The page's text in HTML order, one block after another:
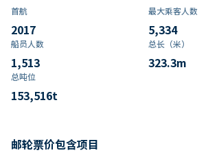
首航
2017
最大乘客人数
5,334
船员人数
1,513
总长（米）
323.3m
总吨位
153,516t
邮轮票价包含项目